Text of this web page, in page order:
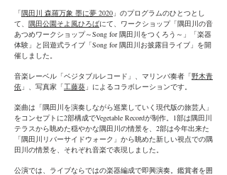
「隅田川 森羅万象 墨に夢 2020 」のプログラムのひとつとし
て、 隅田公園そよ風ひろばにて、ワークショップ「隅田川の音
あつめワークショップ～Song for 隅田川をつくろう～」「楽器
体験」と回遊式ライブ「Song for 隅田川お披露目ライブ」を開
催しました。​
音楽レーベル「ベジタブルレコード」、マリンバ奏者「野木青
依 」、写真家「工藤葵 」によるコラボレーションです。
楽曲は「隅田川を演奏しながら巡業していく現代版の旅芸人」
をコンセプトに2部構成でVegetable Recordが制作。1部は隅田川
テラスから眺めた穏やかな隅田川の情景を、2部は今年出来た
「隅田川リバーサイドウォーク」から眺めた新しい視点での隅
田川の情景を、それぞれ音楽で表現しました。
公演では、ライブならではの楽器編成で即興演奏。鑑賞者を囲